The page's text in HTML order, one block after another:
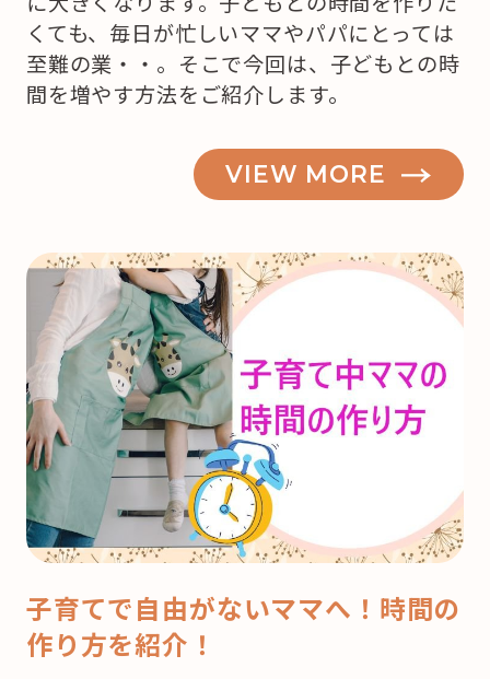
くても、毎日が忙しいママやパパにとっては
至難の業・・。そこで今回は、子どもとの時
間を増やす方法をご紹介します。
VIEW MORE
子育てで自由がないママへ！時間の
作り方を紹介！